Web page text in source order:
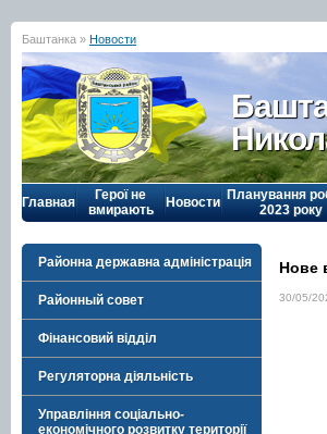
Баштанка » Новости
Главная
Герої не
вмирають
Новости Планування
2023 року
Районна державна адміністрація
Районный совет
Фінансовий відділ
Регуляторна діяльність
Управління соціально-
економічного розвитку території
Нове
30/05/